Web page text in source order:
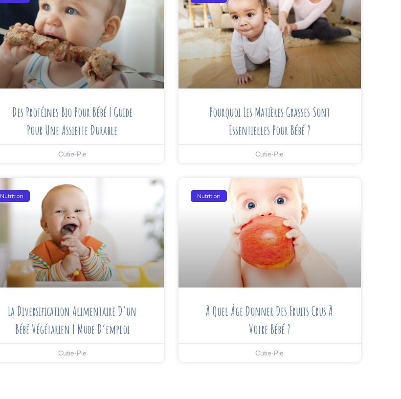
Des Protéines Bio Pour Bébé | Guide
Pour Une Assiette Durable
Cutie-Pie
Pourquoi Les Matières Grasses Sont
Essentielles Pour Bébé ?
Cutie-Pie
Nutrition
La Diversification Alimentaire D’un
Bébé Végétarien | Mode D’emploi
Cutie-Pie
Nutrition
À Quel Âge Donner Des Fruits Crus À
Votre Bébé ?
Cutie-Pie